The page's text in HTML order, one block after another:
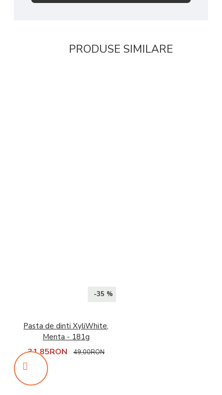
PRODUSE SIMILARE
-35 %
Pasta de dinti XyliWhite,
Menta - 181g
31,85RON 49,00RON